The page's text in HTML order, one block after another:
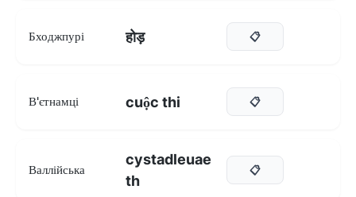
Бходжпурі होड़ 📋
В'єтнамці cuộc thi 📋
Валлійська
cystadleuae
th
📋